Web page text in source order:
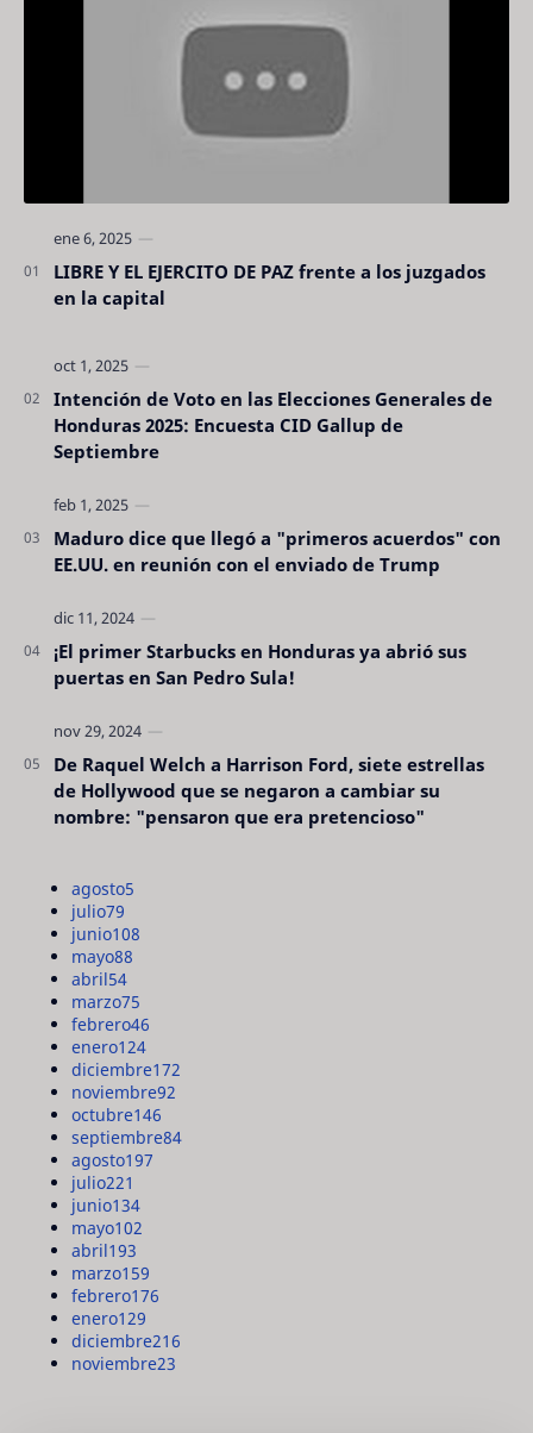
LIBRE Y EL EJERCITO DE PAZ frente a los juzgados
en la capital
Intención de Voto en las Elecciones Generales de
Honduras 2025: Encuesta CID Gallup de
Septiembre
Maduro dice que llegó a "primeros acuerdos" con
EE.UU. en reunión con el enviado de Trump
¡El primer Starbucks en Honduras ya abrió sus
puertas en San Pedro Sula!
De Raquel Welch a Harrison Ford, siete estrellas
de Hollywood que se negaron a cambiar su
nombre: "pensaron que era pretencioso"
agosto5
julio79
junio108
mayo88
abril54
marzo75
febrero46
enero124
diciembre172
noviembre92
octubre146
septiembre84
agosto197
julio221
junio134
mayo102
abril193
marzo159
febrero176
enero129
diciembre216
noviembre23